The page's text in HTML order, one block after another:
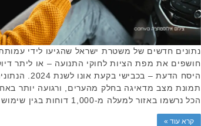
נתונים חדשים של משטרת ישראל שהגיעו לידי
חושפים את מפת הציות לחוקי התנועה – או ליתר
היסח הדעת – בכבישי
תמונת מצב מדאיגה בחלק מהערים, ורגועה יותר
הכל נרשמו באזור למעלה מ-1,000 דוחות בגין שימוש …
קרא עוד »